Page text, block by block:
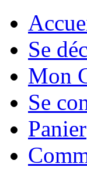
Se
Mon
Se
Panier